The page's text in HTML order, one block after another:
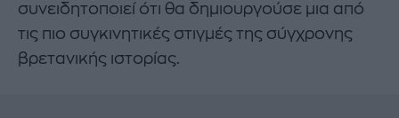
συνειδητοποιεί ότι θα δημιουργούσε μια από
τις πιο συγκινητικές στιγμές της σύγχρονης
βρετανικής ιστορίας.